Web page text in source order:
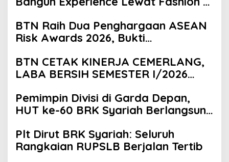
BTN Raih Dua Penghargaan ASEAN
Risk Awards 2026, Bukti
Berstandar Internasional Perkuat
Pertumbuhan Berkelanjutan
BTN CETAK KINERJA CEMERLANG,
LABA BERSIH SEMESTER I/2026
JADI 2,99%
Pemimpin Divisi di Garda Depan,
HUT ke-60 BRK Syariah Berlangsung
Kebanggaan
Plt Dirut BRK Syariah: Seluruh
Rangkaian RUPSLB Berjalan Tertib